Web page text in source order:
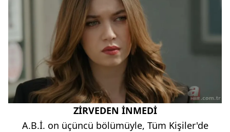
ZİRVEDEN İNMEDİ
A.B.İ. on üçüncü bölümüyle, Tüm Kişiler'de